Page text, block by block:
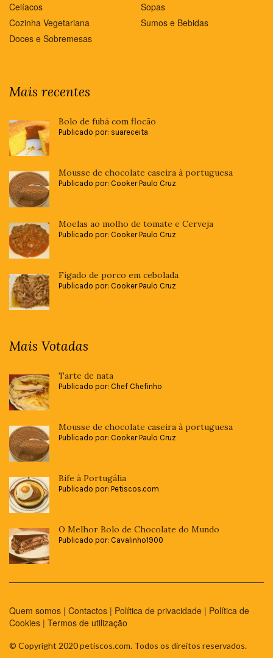
Celíacos
Cozinha Vegetariana
Doces e Sobremesas
Sopas
Sumos e Bebidas
Mais recentes
Bolo de fubá com flocão
Publicado por: suareceita
Mousse de chocolate caseira à portuguesa
Publicado por: Cooker Paulo Cruz
Moelas ao molho de tomate e Cerveja
Publicado por: Cooker Paulo Cruz
Fígado de porco em cebolada
Publicado por: Cooker Paulo Cruz
Mais Votadas
Tarte de nata
Publicado por: Chef Chefinho
Mousse de chocolate caseira à portuguesa
Publicado por: Cooker Paulo Cruz
Bife à Portugália
Publicado por: Petiscos.com
O Melhor Bolo de Chocolate do Mundo
Publicado por: Cavalinho1900
Quem somos | Contactos | Política de privacidade | Política de
Cookies | Termos de utilização
© Copyright 2020 petiscos.com. Todos os direitos reservados.